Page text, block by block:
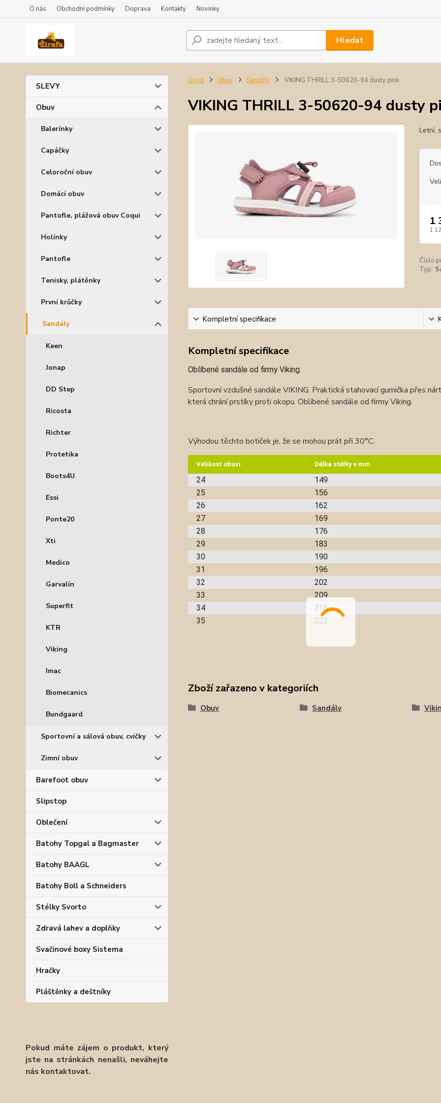
O nás Obchodní podmínky Doprava Kontakty Novinky
Hledat
SLEVY
Obuv
Balerínky
Capáčky
Celoroční obuv
Domácí obuv
Pantofle, plážová obuv Coqui
Holínky
Pantofle
Tenisky, plátěnky
První krůčky
Sandály
Keen
Jonap
DD Step
Ricosta
Richter
Protetika
Boots4U
Essi
Ponte20
Xti
Medico
Garvalín
Superfit
KTR
Viking
Imac
Biomecanics
Bundgaard
Sportovní a sálová obuv, cvičky
Zimní obuv
Barefoot obuv
Slipstop
Oblečení
Batohy Topgal a Bagmaster
Batohy BAAGL
Batohy Boll a Schneiders
Stélky Svorto
Zdravá lahev a doplňky
Svačinové boxy Sistema
Hračky
Pláštěnky a deštníky
Pokud máte zájem o produkt, který
jste na stránkách nenašli, neváhejte
nás kontaktovat.
Úvod Obuv Sandály VIKING THRILL 3-50620-94 dusty pink
VIKING THRILL 3-50620-94 dusty
Letní,
1
1
Číslo
Typ:
Kompletní specifikace
Kompletní specifikace
Oblíbené sandále od firmy Viking.
Sportovní vzdušné sandále VIKING. Praktická stahovací gumička přes
která chrání prstíky proti okopu. Oblíbené sandále od firmy Viking.
Výhodou těchto botiček je, že se mohou prát při 30°C.
Velikost obuvi Délka stélky v mm
24
149
25
156
26
162
27
169
28
176
29
183
30
190
31
196
32
202
33
209
34
216
35
223
Zboží zařazeno v kategoriích
Obuv Sandály